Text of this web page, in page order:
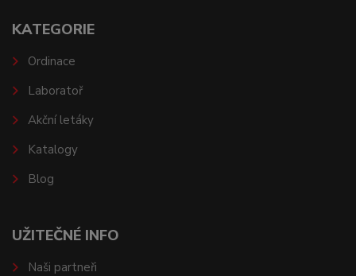
KATEGORIE
Ordinace
Laboratoř
Akční letáky
Katalogy
Blog
UŽITEČNÉ INFO
Naši partneři